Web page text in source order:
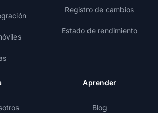
Registro de cambios
Estado de rendimiento
Aprender
Blog